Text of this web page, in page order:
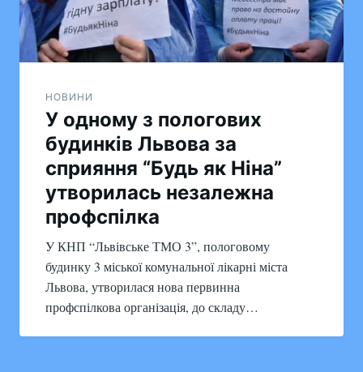
НОВИНИ
У одному з пологових
будинків Львова за
сприяння “Будь як Ніна”
утворилась незалежна
профспілка
У КНП “Львівське ТМО 3”, пологовому
будинку 3 міської комунальної лікарні міста
Львова, утворилася нова первинна
профспілкова організація, до складу…